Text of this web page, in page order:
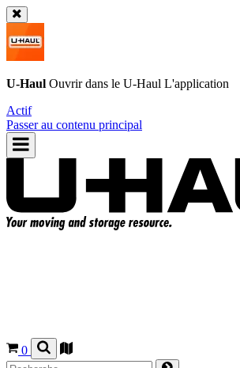
U-Haul Ouvrir dans le U-Haul L'application
Actif
Passer au contenu principal
0